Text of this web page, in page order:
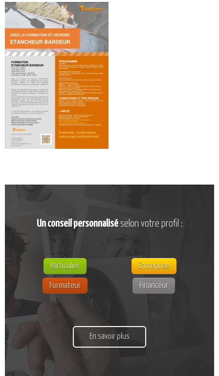
CATALOGUE DE FORMATIONS
NOS FORMATIONS SÉCURITÉ
NOS PERFECTIONNEMENTS PAR MÉTIER
NOS FORMATIONS SUR DEMANDE
INSCRIPTIONS
NOS MODALITÉS D’ACCÈS
OPPORTUNITÉS
Un conseil personnaliséselon votre profil :
Particulier Entreprise
Formateur Financeur
En savoir plus